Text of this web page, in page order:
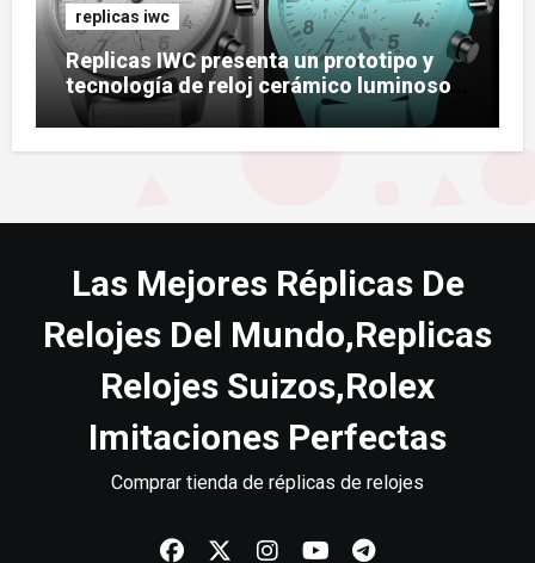
replicas iwc
Replicas IWC presenta un prototipo y
tecnología de reloj cerámico luminoso
Ceralume
Las Mejores Réplicas De
Relojes Del Mundo,Replicas
Relojes Suizos,Rolex
Imitaciones Perfectas
Comprar tienda de réplicas de relojes